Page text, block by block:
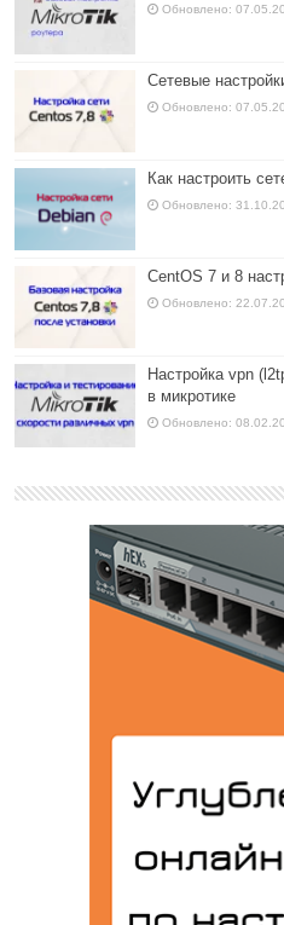
Обновлено:
Сетевые
Обновлено:
Как настроить
Обновлено:
CentOS 7 и 8
Обновлено:
Настройка vpn
в микротике
Обновлено: